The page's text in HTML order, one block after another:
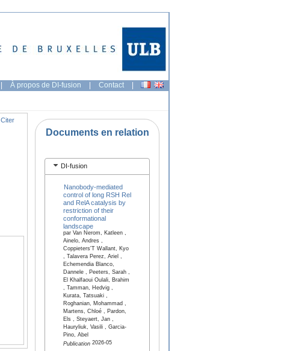
| À propos de DI-fusion | Contact |
Citer
Documents en relation
DI-fusion
Nanobody-mediated
control of long RSH Rel
and RelA catalysis by
restriction of their
conformational
landscape
par Van Nerom, Katleen ,
Ainelo, Andres ,
Coppieters'T Wallant, Kyo
, Talavera Perez, Ariel ,
Echemendia Blanco,
Dannele , Peeters, Sarah ,
El Khalfaoui Oulali, Brahim
, Tamman, Hedvig ,
Kurata, Tatsuaki ,
Roghanian, Mohammad ,
Martens, Chloé , Pardon,
Els , Steyaert, Jan ,
Hauryliuk, Vasili , Garcia-
Pino, Abel
Publication2026-05